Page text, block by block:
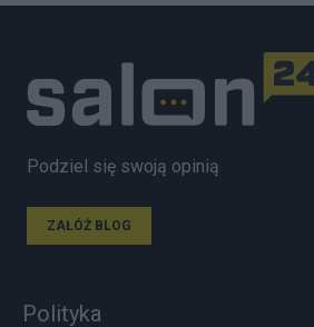
Podziel się swoją opinią
ZAŁÓŻ BLOG
Polityka